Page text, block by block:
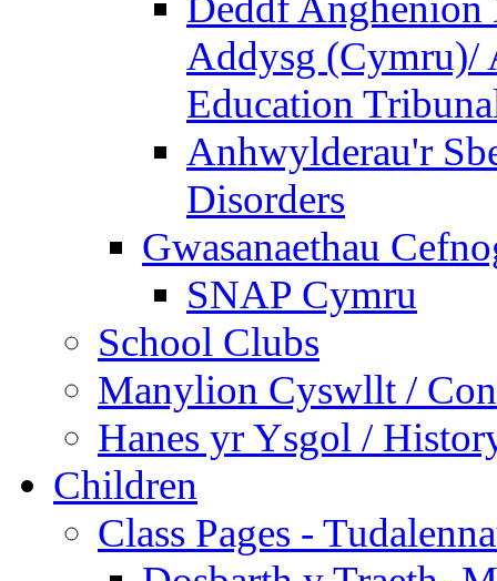
Addysg (Cymru)/
Education
Anhwylderau'r
Disorders
Gwasanaethau
SNAP Cymru
School Clubs
Manylion Cyswllt /
Hanes yr Ysgol /
Children
Class Pages -